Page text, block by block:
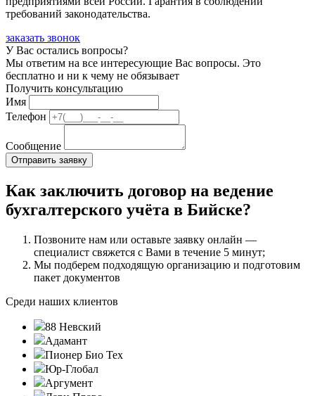
требований законодательства.
заказать звонок
У Вас остались вопросы?
Мы ответим на все интересующие Вас вопросы. Это
бесплатно и ни к чему не обязывает
Получить консультацию
Имя
Телефон
Сообщение
Как заключить договор на ведение
бухгалтерского учёта в Бийске?
Позвоните нам или оставьте заявку онлайн —
специалист свяжется с Вами в течение 5 минут;
Мы подберем подходящую организацию и подготовим
пакет документов
Среди наших клиентов
88 Невский
Адамант
Пионер Био Тех
Юр-Глобал
Аргумент